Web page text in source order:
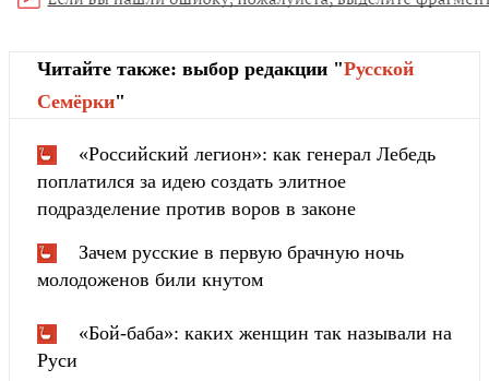
Читайте также: выбор редакции "Русской
Cемёрки"
«Российский легион»: как генерал Лебедь
поплатился за идею создать элитное
подразделение против воров в законе
Зачем русские в первую брачную ночь
молодоженов били кнутом
«Бой-баба»: каких женщин так называли на
Руси